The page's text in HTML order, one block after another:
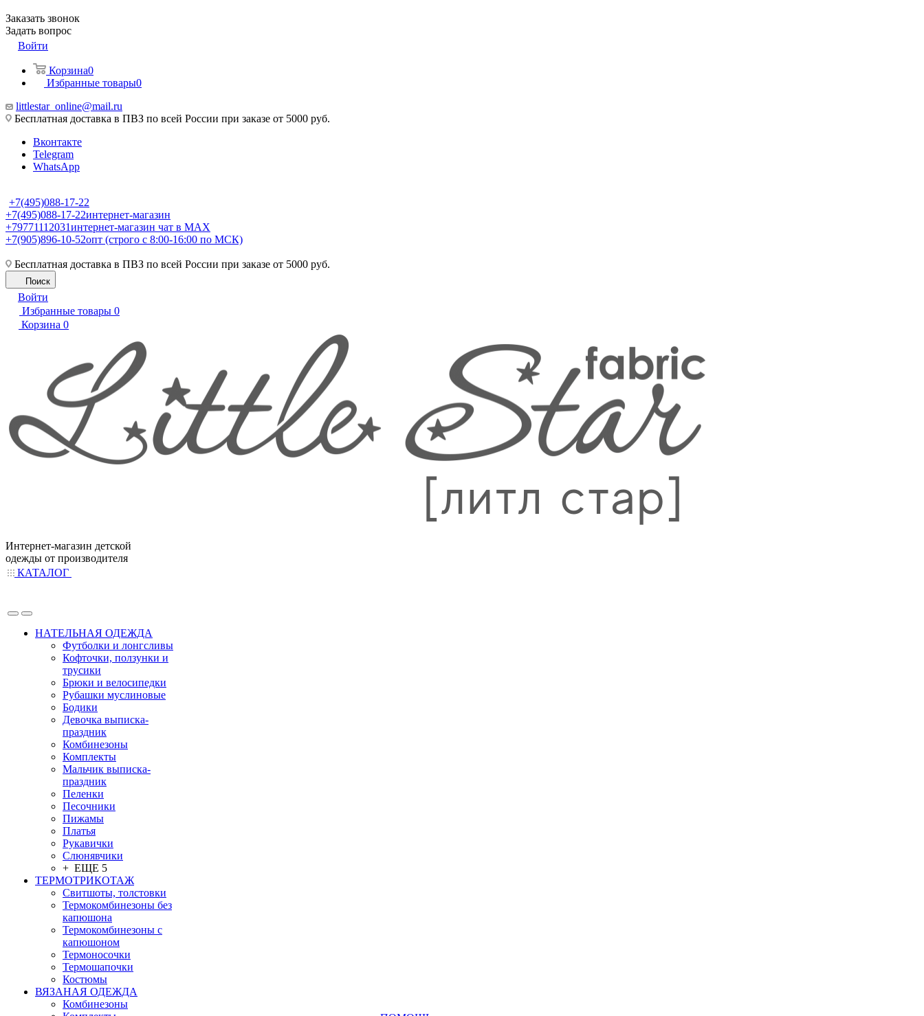
Заказать звонок
Задать вопрос
Войти
Корзина0
Избранные товары0
littlestar_online@mail.ru
Бесплатная доставка в ПВЗ по всей России при заказе от 5000 руб.
Вконтакте
Telegram
WhatsApp
+7(495)088-17-22
+7(495)088-17-22интернет-магазин
+79771112031интернет-магазин чат в MAX
+7(905)896-10-52опт (строго с 8:00-16:00 по МСК)
Бесплатная доставка в ПВЗ по всей России при заказе от 5000 руб.
Поиск
Войти
Избранные товары 0
Корзина 0
Интернет-магазин детской
одежды от производителя
КАТАЛОГ
НАТЕЛЬНАЯ ОДЕЖДА
Футболки и лонгсливы
Кофточки, ползунки и
трусики
Брюки и велосипедки
Рубашки муслиновые
Бодики
Девочка выписка-
праздник
Комбинезоны
Комплекты
Мальчик выписка-
праздник
Пеленки
Песочники
Пижамы
Платья
Рукавички
Слюнявчики
+ ЕЩЕ 5
ТЕРМОТРИКОТАЖ
Свитшоты, толстовки
Термокомбинезоны без
капюшона
Термокомбинезоны с
капюшоном
Термоносочки
Термошапочки
Костюмы
ВЯЗАНАЯ ОДЕЖДА
Комбинезоны